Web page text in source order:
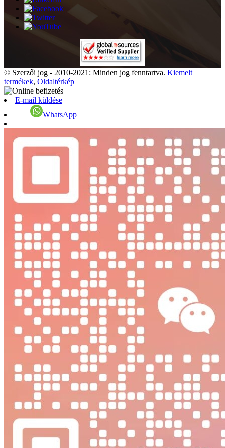
© Szerzői jog - 2010-2021: Minden jog fenntartva. Kiemelt
termékek, Oldaltérkép
E-mail küldése
WhatsApp